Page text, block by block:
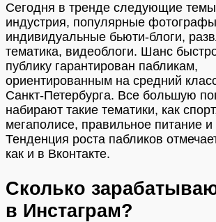
Сегодня в тренде следующие
индустрия, популярные
индивидуальные бьюти-блоги,
тематика, видеоблоги. Шанс
публику гарантирован пабликам,
ориентированным на средний
Санкт-Петербурга. Все большую
набирают такие тематики, как
мегаполисе, правильное питание и
Тенденция роста пабликов
как и в Вконтакте.
Сколько
в Инстаграм?